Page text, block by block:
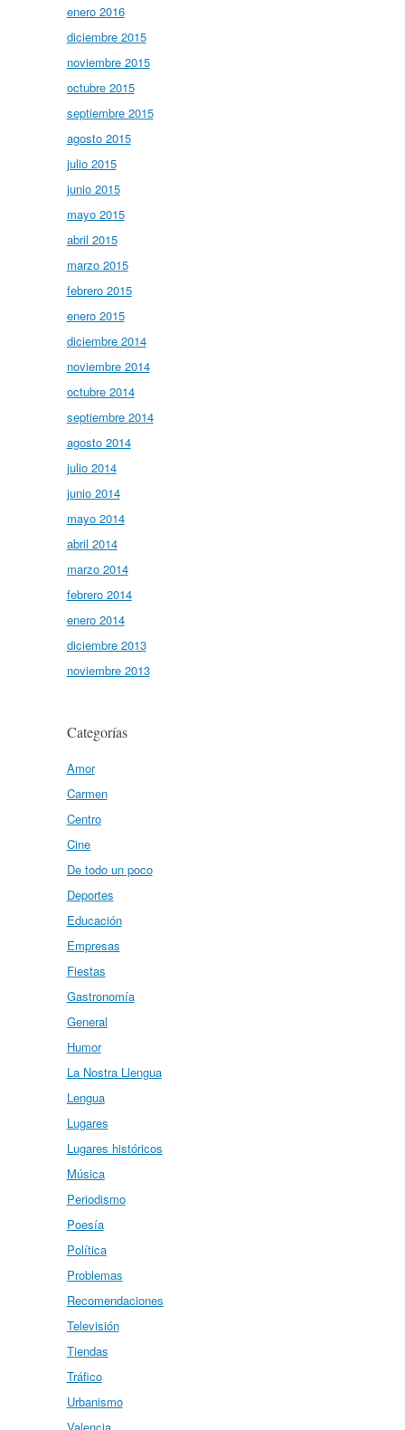
enero 2016
diciembre 2015
noviembre 2015
octubre 2015
septiembre 2015
agosto 2015
julio 2015
junio 2015
mayo 2015
abril 2015
marzo 2015
febrero 2015
enero 2015
diciembre 2014
noviembre 2014
octubre 2014
septiembre 2014
agosto 2014
julio 2014
junio 2014
mayo 2014
abril 2014
marzo 2014
febrero 2014
enero 2014
diciembre 2013
noviembre 2013
Categorías
Amor
Carmen
Centro
Cine
De todo un poco
Deportes
Educación
Empresas
Fiestas
Gastronomía
General
Humor
La Nostra Llengua
Lengua
Lugares
Lugares históricos
Música
Periodismo
Poesía
Política
Problemas
Recomendaciones
Televisión
Tiendas
Tráfico
Urbanismo
Valencia